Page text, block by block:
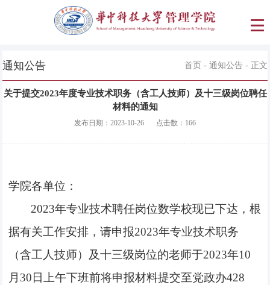
通知公告 首页 - 通知公告- 正文
关于提交2023年度专业技术职务（含工人技师）及十三级岗位聘任
材料的通知
发布日期： 2023-10-26 点击数： 166
学院各单位：
2023年专业技术聘任岗位数学校现已下达，根
据有关工作安排，请申报2023年专业技术职务
（含工人技师）及十三级岗位的老师于2023年10
月 30 日 上午下班前将申报材料提交至党政办428